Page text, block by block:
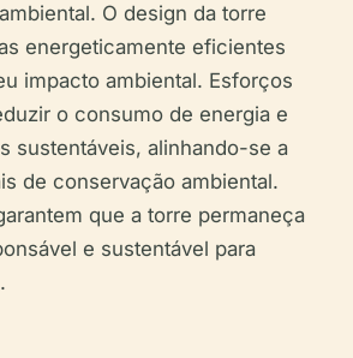
O design da torre
energeticamente eficientes
impacto ambiental. Esforços
o consumo de energia e
sustentáveis, alinhando-se a
de conservação ambiental.
que a torre permaneça
e sustentável para